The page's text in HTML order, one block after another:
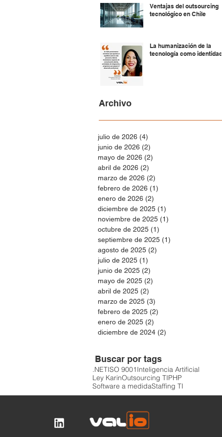
Ventajas del outsourcing
tecnológico en Chile
La humanización de la
tecnología como identidad
Archivo
julio de 2026 (4)
junio de 2026 (2)
mayo de 2026 (2)
abril de 2026 (2)
marzo de 2026 (2)
febrero de 2026 (1)
enero de 2026 (2)
diciembre de 2025 (1)
noviembre de 2025 (1)
octubre de 2025 (1)
septiembre de 2025 (1)
agosto de 2025 (2)
julio de 2025 (1)
junio de 2025 (2)
mayo de 2025 (2)
abril de 2025 (2)
marzo de 2025 (3)
febrero de 2025 (2)
enero de 2025 (2)
diciembre de 2024 (2)
Buscar por tags
.NETISO 9001Inteligencia Artificial
Ley KarinOutsourcing TIPHP
Software a medidaStaffing TI